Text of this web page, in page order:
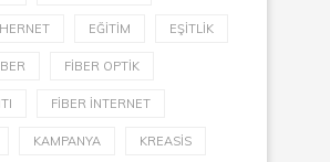
EĞITIM EŞITLIK
FIBER OPTIK
FIBER İNTERNET
KAMPANYA KREASIS